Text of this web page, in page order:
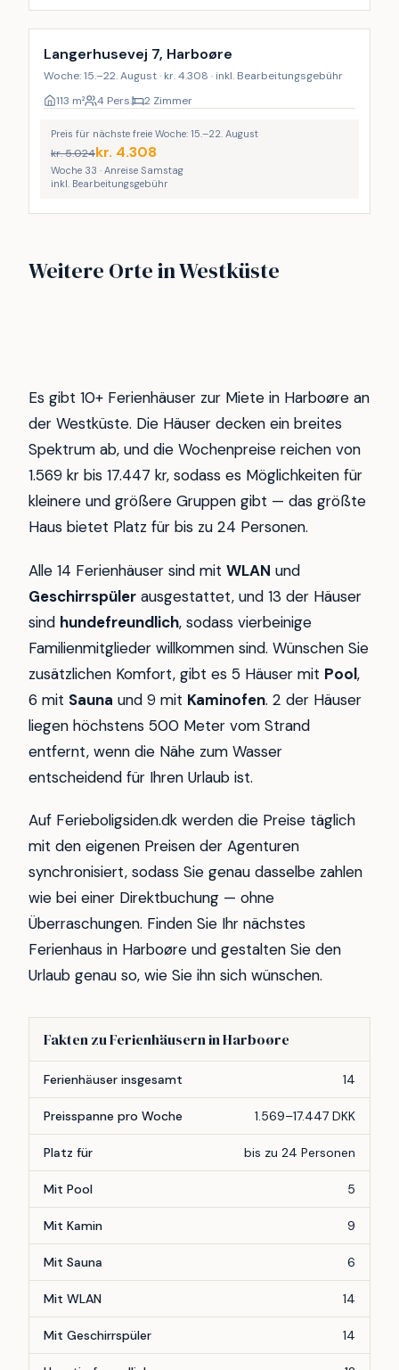
Langerhusevej 7, Harboøre
Woche: 15.–22. August · kr. 4.308 · inkl. Bearbeitungsgebühr
113 m² 4 Pers. 2 Zimmer
Preis für nächste freie Woche: 15.–22. August
kr.5.024kr. 4.308
Woche 33 · Anreise Samstag
inkl. Bearbeitungsgebühr
Weitere Orte in Westküste
249 173
Gjellerodde Henne strand
Es gibt 10+ Ferienhäuser zur Miete in Harboøre an
der Westküste. Die Häuser decken ein breites
Spektrum ab, und die Wochenpreise reichen von
1.569 kr bis 17.447 kr, sodass es Möglichkeiten für
kleinere und größere Gruppen gibt — das größte
Haus bietet Platz für bis zu 24 Personen.
Alle 14 Ferienhäuser sind mit WLAN und
Geschirrspüler ausgestattet, und 13 der Häuser
sind hundefreundlich, sodass vierbeinige
Familienmitglieder willkommen sind. Wünschen Sie
zusätzlichen Komfort, gibt es 5 Häuser mit Pool,
6 mit Sauna und 9 mit Kaminofen. 2 der Häuser
liegen höchstens 500 Meter vom Strand
entfernt, wenn die Nähe zum Wasser
entscheidend für Ihren Urlaub ist.
Auf Ferieboligsiden.dk werden die Preise täglich
mit den eigenen Preisen der Agenturen
synchronisiert, sodass Sie genau dasselbe zahlen
wie bei einer Direktbuchung — ohne
Überraschungen. Finden Sie Ihr nächstes
Ferienhaus in Harboøre und gestalten Sie den
Urlaub genau so, wie Sie ihn sich wünschen.
Fakten zu Ferienhäusern in Harboøre
Ferienhäuser insgesamt 14
Preisspanne pro Woche 1.569–17.447 DKK
Platz für bis zu 24 Personen
Mit Pool 5
Mit Kamin 9
Mit Sauna 6
Mit WLAN 14
Mit Geschirrspüler 14